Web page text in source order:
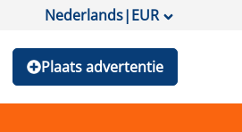
Nederlands|EUR
Plaats advertentie